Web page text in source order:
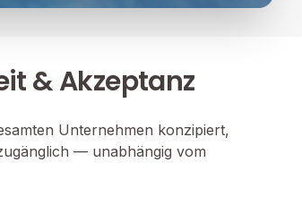
& Akzeptanz
Unternehmen konzipiert,
— unabhängig vom